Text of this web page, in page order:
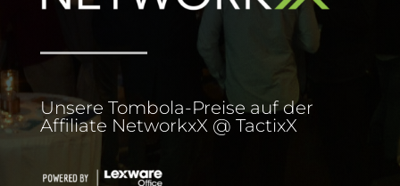
Unsere Tombola-Preise auf der
Affiliate NetworkxX @ TactixX